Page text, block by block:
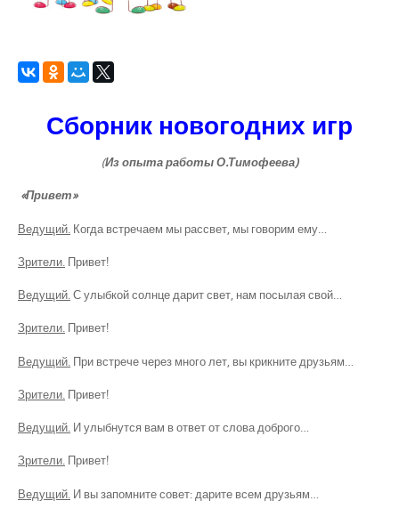
Сборник новогодних игр
(Из опыта работы О.Тимофеева)
«Привет»
Ведущий. Когда встречаем мы рассвет, мы говорим ему…
Зрители. Привет!
Ведущий.С улыбкой солнце дарит свет, нам посылая свой…
Зрители. Привет!
Ведущий. При встрече через много лет, вы крикните друзьям…
Зрители. Привет!
Ведущий. И улыбнутся вам в ответ от слова доброго…
Зрители. Привет!
Ведущий. И вы запомните совет: дарите всем друзьям…